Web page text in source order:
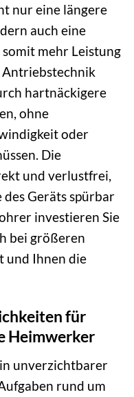
nur eine längere
auch eine
mehr Leistung
hartnäckigere
ohne
oder
Die
und verlustfrei,
Geräts spürbar
investieren Sie
bei größeren
und Ihnen die
für
Heimwerker
unverzichtbarer
rund um